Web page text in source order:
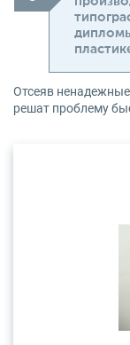
Отсеяв
решат проблему